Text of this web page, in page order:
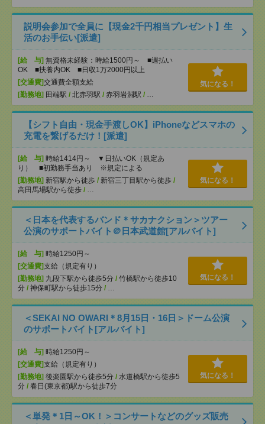
説明会参加で全員に【現金2千円相当プレゼント】生
活のお手伝い[派遣]
[給 与] 無資格未経験：時給1500円～ ■週払い
OK ■扶養内OK ■日収1万2000円以上
[交通費]交通費全額支給
[勤務地] 田端駅 / 北赤羽駅 / 赤羽岩淵駅 / …
気になる！
【シフト自由・現金手渡しOK】iPhoneなどスマホの
充電を繋げるだけ！[派遣]
[給 与] 時給1414円～ ▼日払いOK（規定あ
り） ■初勤務手当あり ※規定による
[勤務地] 新宿駅から徒歩 / 新宿三丁目駅から徒歩 /
高田馬場駅から徒歩 / …
気になる！
＜日本を代表するバンド＊サカナクション＞ツアー
公演のサポートバイト＠日本武道館[アルバイト]
[給 与] 時給1250円～
[交通費]支給（規定有り）
[勤務地] 九段下駅から徒歩5分 / 竹橋駅から徒歩10
分 / 神保町駅から徒歩15分 / …
気になる！
＜SEKAI NO OWARI＊8月15日・16日＞ドーム公演
のサポートバイト[アルバイト]
[給 与] 時給1250円～
[交通費]支給（規定有り）
[勤務地] 後楽園駅から徒歩5分 / 水道橋駅から徒歩5
分 / 春日(東京都)駅から徒歩7分
気になる！
＜単発＊1日～OK！＞コンサートなどのグッズ販売